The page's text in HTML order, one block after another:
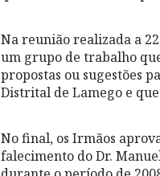
Na reunião realizada a
um grupo de trabalho
propostas ou sugestões
Distrital de Lamego e
No final, os Irmãos
falecimento do Dr.